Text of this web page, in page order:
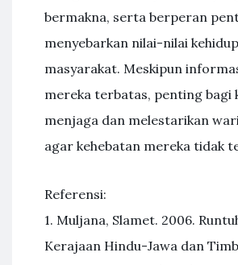
bermakna, serta berperan
menyebarkan nilai-nilai
masyarakat. Meskipun
mereka terbatas, penting bagi
menjaga dan melestarikan
agar kehebatan mereka tidak
Referensi:
1. Muljana, Slamet. 2006.
Kerajaan Hindu-Jawa dan